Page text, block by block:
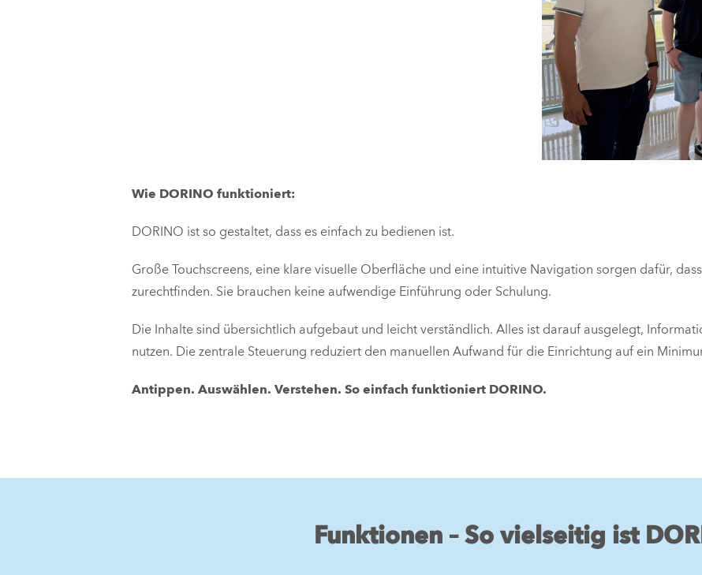
Wie DORINO funktioniert:
DORINO ist so gestaltet, dass es einfach zu bedienen ist.
Große Touchscreens, eine klare visuelle Oberfläche und eine intuitive Navigation sorgen dafür,
zurechtfinden. Sie brauchen keine aufwendige Einführung oder Schulung.
Die Inhalte sind übersichtlich aufgebaut und leicht verständlich. Alles ist darauf ausgelegt,
nutzen. Die zentrale Steuerung reduziert den manuellen Aufwand für die Einrichtung auf ein
Antippen. Auswählen. Verstehen. So einfach funktioniert DORINO.
Funktionen – So vielseitig ist